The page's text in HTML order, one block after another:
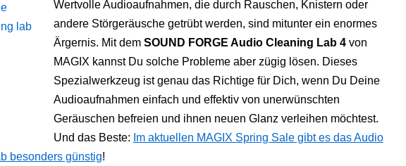
Wertvolle Audioaufnahmen, die durch Rauschen, Knistern oder
andere Störgeräusche getrübt werden, sind mitunter ein enormes
Ärgernis. Mit dem SOUND FORGE Audio Cleaning Lab 4von
MAGIX kannst Du solche Probleme aber zügig lösen. Dieses
Spezialwerkzeug ist genau das Richtige für Dich, wenn Du Deine
Audioaufnahmen einfach und effektiv von unerwünschten
Geräuschen befreien und ihnen neuen Glanz verleihen möchtest.
Und das Beste: Im aktuellen MAGIX Spring Sale gibt es das Audio
besonders günstig!